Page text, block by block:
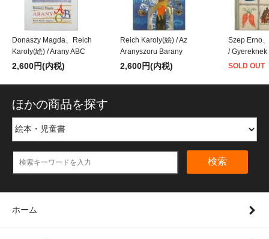
Donaszy Magda、Reich
Karoly(絵) / Arany ABC
2,600円(内税)
Reich Karoly(絵) / Az
Aranyszoru Barany
2,600円(内税)
Szep Erno
/ Gyereknek
SOLD OUT
ほかの商品を探す
検索
ホーム